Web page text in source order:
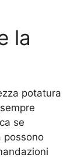
la
potatura
se
possono